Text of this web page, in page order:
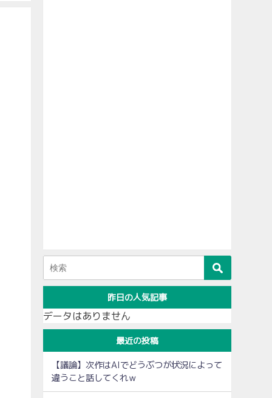
昨日の人気記事
データはありません
最近の投稿
【議論】次作はAIでどうぶつが状況によって
違うこと話してくれｗ